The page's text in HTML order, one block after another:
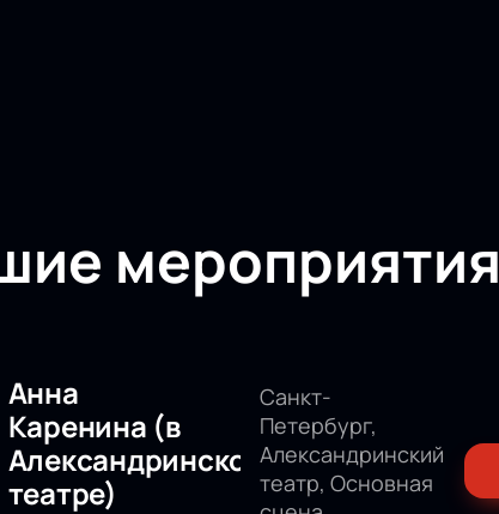
мероприятия
Анна
Каренина (в
Александринском
театре)
Санкт-
Петербург,
Александринский
театр, Основная